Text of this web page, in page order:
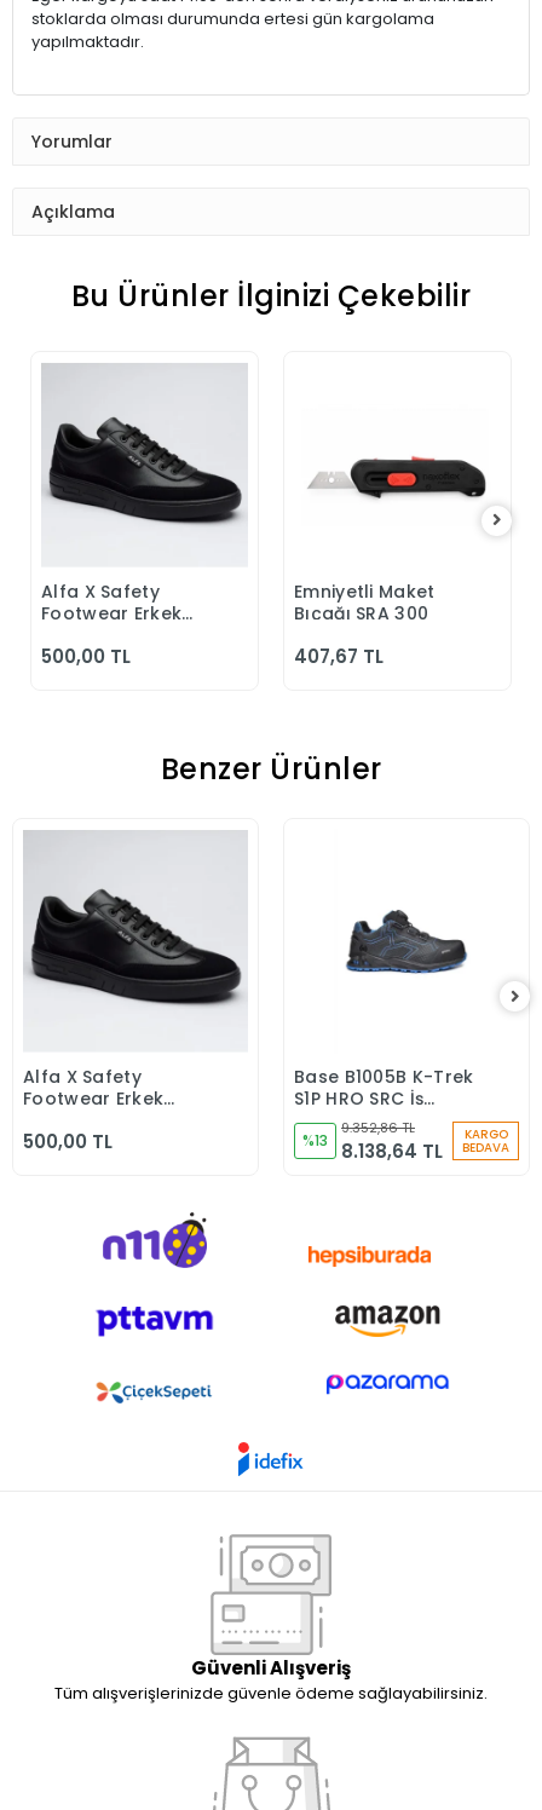
stoklarda olması durumunda ertesi gün kargolama
yapılmaktadır.
Yorumlar
Açıklama
Bu Ürünler İlginizi Çekebilir
Sepete Ekle
Alfa X Safety
Footwear Erkek
Klasik Ayakkabı
500,00 TL
Sepete Ekle
Emniyetli Maket
Bıçağı SRA 300
407,67 TL
Benzer Ürünler
Sepete Ekle
Alfa X Safety
Footwear Erkek
Ayakkabı
500,00 TL
Sepete Ekle
Base B1005B K-Trek
S1P HRO SRC İş
Güvenliği Ayakkabısı
%13
9.352,86 TL
8.138,64 TL
KARGO
BEDAVA
Güvenli Alışveriş
Tüm alışverişlerinizde güvenle ödeme sağlayabilirsiniz.